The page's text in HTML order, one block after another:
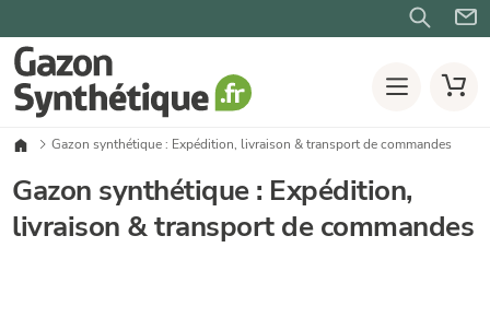
Gazon synthétique : Expédition, livraison & transport de commandes
Gazon synthétique : Expédition,
livraison & transport de commandes